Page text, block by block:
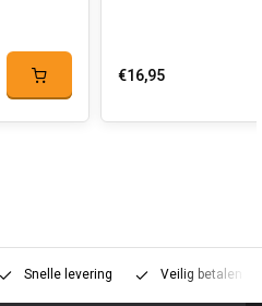
€16,95
Snelle levering Veilig betalen